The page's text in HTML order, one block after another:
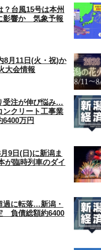
？台風15号は本州
影響か 気象予報
8月11日(火・祝)か
大会情報
受注が伸び悩み…
ンクリート工事業
万円
9日(日)に新潟ま
が臨時列車のダイ
過に転落…新潟・
負債総額約6400